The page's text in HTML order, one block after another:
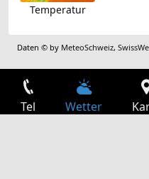
Temperatur
Daten © by MeteoSchweiz,
Tel Wetter